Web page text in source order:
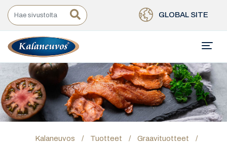
GLOBAL SITE
Kalaneuvos / Tuotteet / Graavituotteet
/